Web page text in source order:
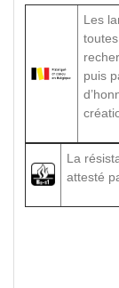
Les
toutes
puis
La
attesté